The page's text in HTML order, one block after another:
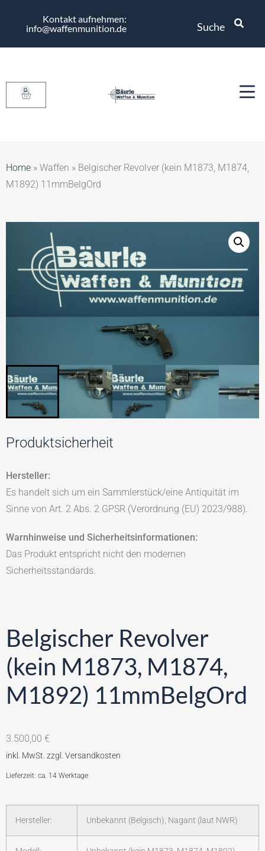
Kontakt aufnehmen:
info@waffenmunition.de
Suche
0
Home » Waffen » Belgischer Revolver (kein M1873, M1874,
M1892) 11mmBelgOrd
Produktsicherheit
Hersteller:
Es handelt sich um ein Sammlerstück/eine Antiquität im
Sinne von Art. 2 Abs. 2 GPSR (Verordnung (EU) 2023/988).
Warnhinweise und Sicherheitsinformationen:
Das Produkt entspricht nicht den modernen
Sicherheitsstandards.
Belgischer Revolver
(kein M1873, M1874,
M1892) 11mmBelgOrd
3.500,00 €
Lieferzeit: ca. 14 Werktage
Hersteller: Unbekannt (Belgisch), Nagant (laut NWR)